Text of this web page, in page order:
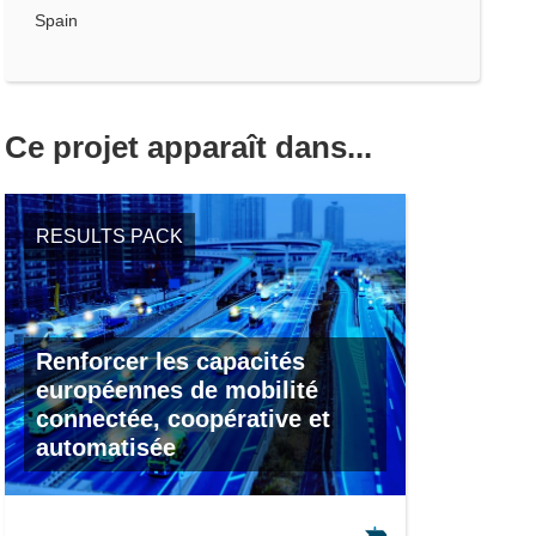
Spain
Ce projet apparaît dans...
RESULTS PACK
Renforcer les capacités
européennes de mobilité
connectée, coopérative et
automatisée